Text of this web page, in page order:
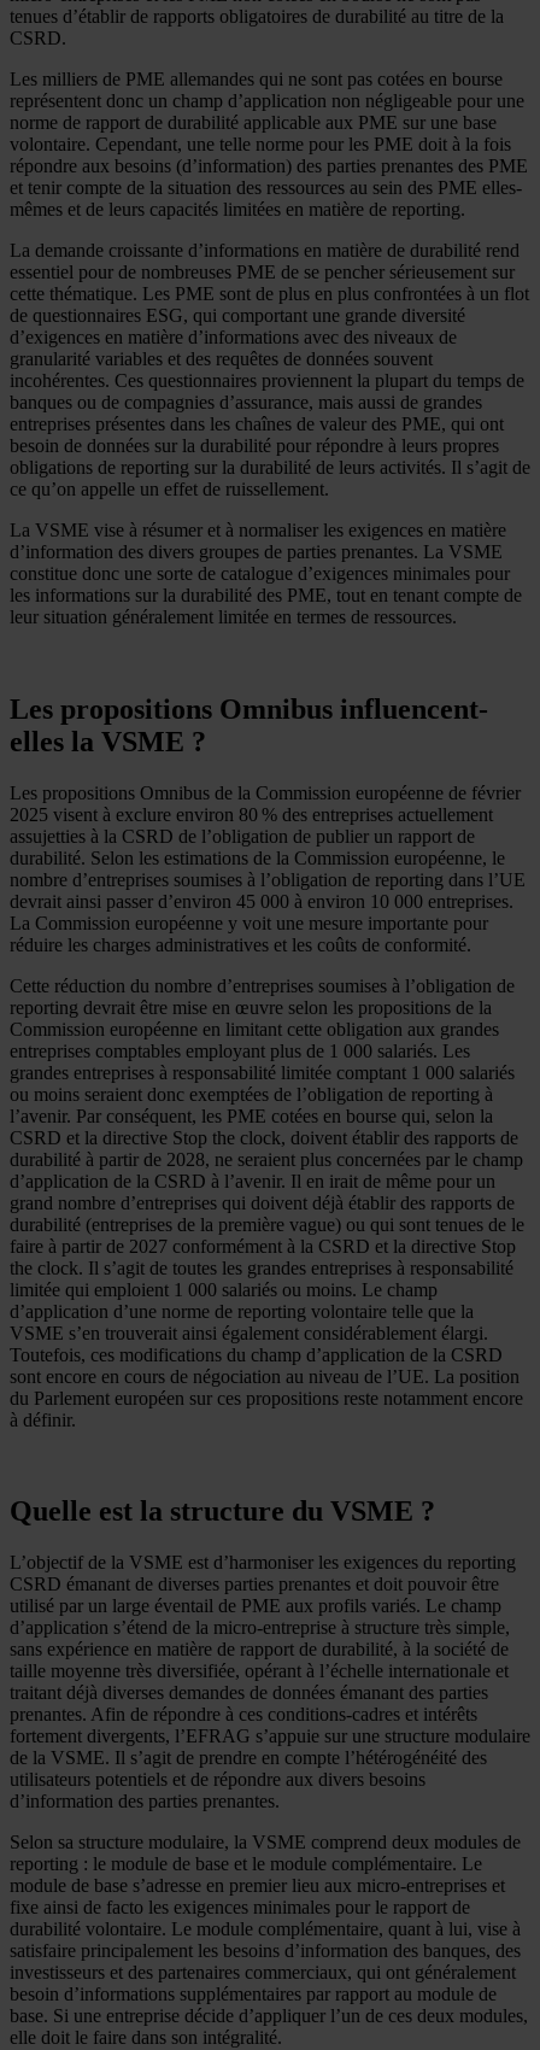
tenues d’établir de rapports obligatoires de durabilité au titre de la
CSRD.
Les milliers de PME allemandes qui ne sont pas cotées en bourse
représentent donc un champ d’application non négligeable pour une
norme de rapport de durabilité applicable aux PME sur une base
volontaire. Cependant, une telle norme pour les PME doit à la fois
répondre aux besoins (d’information) des parties prenantes des PME
et tenir compte de la situation des ressources au sein des PME elles-
mêmes et de leurs capacités limitées en matière de reporting.
La demande croissante d’informations en matière de durabilité rend
essentiel pour de nombreuses PME de se pencher sérieusement sur
cette thématique. Les PME sont de plus en plus confrontées à un flot
de questionnaires ESG, qui comportant une grande diversité
d’exigences en matière d’informations avec des niveaux de
granularité variables et des requêtes de données souvent
incohérentes. Ces questionnaires proviennent la plupart du temps de
banques ou de compagnies d’assurance, mais aussi de grandes
entreprises présentes dans les chaînes de valeur des PME, qui ont
besoin de données sur la durabilité pour répondre à leurs propres
obligations de reporting sur la durabilité de leurs activités. Il s’agit de
ce qu’on appelle un effet de ruissellement.
La VSME vise à résumer et à normaliser les exigences en matière
d’information des divers groupes de parties prenantes. La VSME
constitue donc une sorte de catalogue d’exigences minimales pour
les informations sur la durabilité des PME, tout en tenant compte de
leur situation généralement limitée en termes de ressources.
Les propositions Omnibus influencent-
elles la VSME ?
Les propositions Omnibus de la Commission européenne de février
2025 visent à exclure environ 80 % des entreprises actuellement
assujetties à la CSRD de l’obligation de publier un rapport de
durabilité. Selon les estimations de la Commission européenne, le
nombre d’entreprises soumises à l’obligation de reporting dans l’UE
devrait ainsi passer d’environ 45 000 à environ 10 000 entreprises.
La Commission européenne y voit une mesure importante pour
réduire les charges administratives et les coûts de conformité.
Cette réduction du nombre d’entreprises soumises à l’obligation de
reporting devrait être mise en œuvre selon les propositions de la
Commission européenne en limitant cette obligation aux grandes
entreprises comptables employant plus de 1 000 salariés. Les
grandes entreprises à responsabilité limitée comptant 1 000 salariés
ou moins seraient donc exemptées de l’obligation de reporting à
l’avenir. Par conséquent, les PME cotées en bourse qui, selon la
CSRD et la directive Stop the clock, doivent établir des rapports de
durabilité à partir de 2028, ne seraient plus concernées par le champ
d’application de la CSRD à l’avenir. Il en irait de même pour un
grand nombre d’entreprises qui doivent déjà établir des rapports de
durabilité (entreprises de la première vague) ou qui sont tenues de le
faire à partir de 2027 conformément à la CSRD et la directive Stop
the clock. Il s’agit de toutes les grandes entreprises à responsabilité
limitée qui emploient 1 000 salariés ou moins. Le champ
d’application d’une norme de reporting volontaire telle que la
VSME s’en trouverait ainsi également considérablement élargi.
Toutefois, ces modifications du champ d’application de la CSRD
sont encore en cours de négociation au niveau de l’UE. La position
du Parlement européen sur ces propositions reste notamment encore
à définir.
Quelle est la structure du VSME ?
L’objectif de la VSME est d’harmoniser les exigences du reporting
CSRD émanant de diverses parties prenantes et doit pouvoir être
utilisé par un large éventail de PME aux profils variés. Le champ
d’application s’étend de la micro-entreprise à structure très simple,
sans expérience en matière de rapport de durabilité, à la société de
taille moyenne très diversifiée, opérant à l’échelle internationale et
traitant déjà diverses demandes de données émanant des parties
prenantes. Afin de répondre à ces conditions-cadres et intérêts
fortement divergents, l’EFRAG s’appuie sur une structure modulaire
de la VSME. Il s’agit de prendre en compte l’hétérogénéité des
utilisateurs potentiels et de répondre aux divers besoins
d’information des parties prenantes.
Selon sa structure modulaire, la VSME comprend deux modules de
reporting : le module de base et le module complémentaire. Le
module de base s’adresse en premier lieu aux micro-entreprises et
fixe ainsi de facto les exigences minimales pour le rapport de
durabilité volontaire. Le module complémentaire, quant à lui, vise à
satisfaire principalement les besoins d’information des banques, des
investisseurs et des partenaires commerciaux, qui ont généralement
besoin d’informations supplémentaires par rapport au module de
base. Si une entreprise décide d’appliquer l’un de ces deux modules,
elle doit le faire dans son intégralité.